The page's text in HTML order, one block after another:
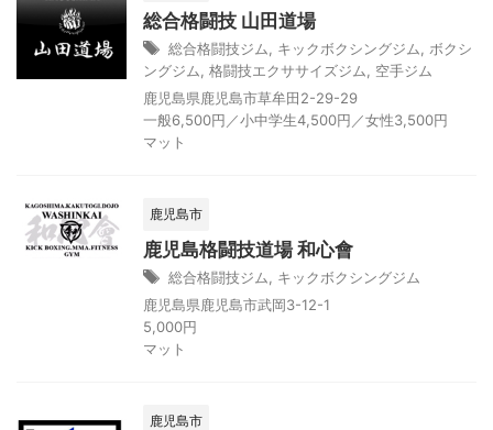
総合格闘技 山田道場
総合格闘技ジム キックボクシングジム
ボクシ
ングジム
格闘技エクササイズジム
空手ジム
鹿児島県鹿児島市草牟田2-29-29
一般6,500円／小中学生4,500円／女性3,500円
マット
鹿児島市
鹿児島格闘技道場 和心會
総合格闘技ジム
キックボクシングジム
鹿児島県鹿児島市武岡3-12-1
5,000円
マット
鹿児島市